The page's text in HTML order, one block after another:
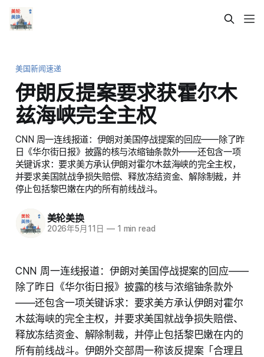
美国新闻速递
伊朗反提案要求获霍尔木
兹海峡完全主权
CNN 周一连线报道：伊朗对美国停战提案的回应——除了昨
日《华尔街日报》披露的核与浓缩铀条款外——还包含一项
关键诉求：要求美方承认伊朗对霍尔木兹海峡的完全主权，
并要求美国就战争损失赔偿、释放冻结资金、解除制裁，并
停止包括黎巴嫩在内的所有前线战斗。
美轮美换
2026年5月11日 —1 min read
CNN 周一连线报道：伊朗对美国停战提案的回应——
除了昨日《华尔街日报》披露的核与浓缩铀条款外
——还包含一项关键诉求：要求美方承认伊朗对霍尔
木兹海峡的完全主权，并要求美国就战争损失赔偿、
释放冻结资金、解除制裁，并停止包括黎巴嫩在内的
所有前线战斗。伊朗外交部周一称该反提案「合理且